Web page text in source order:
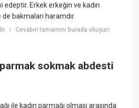
Erkek erkeğin ve kadın
bakmaları haramdır.
|Cevabın tamamını burada okuyun:
sokmak abdesti
ile kadın parmağı olması arasında